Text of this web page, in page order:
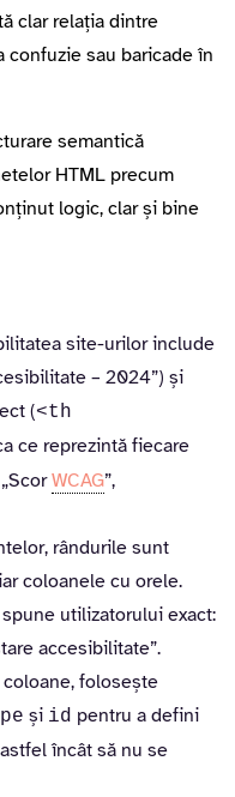
clar relația dintre
confuzie sau baricade în
semantică
HTML precum
logic, clar și bine
site-urilor include
– 2024”) și
(<th
ce reprezintă fiecare
WCAG”,
rândurile sunt
coloanele cu orele.
utilizatorului exact:
accesibilitate”.
folosește
și id pentru a defini
încât să nu se